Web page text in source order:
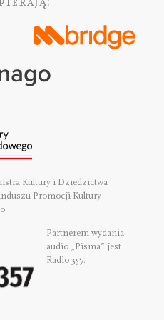
Kultury i Dziedzictwa
Promocji Kultury –
Partnerem wydania
audio „Pisma” jest
Radio 357.